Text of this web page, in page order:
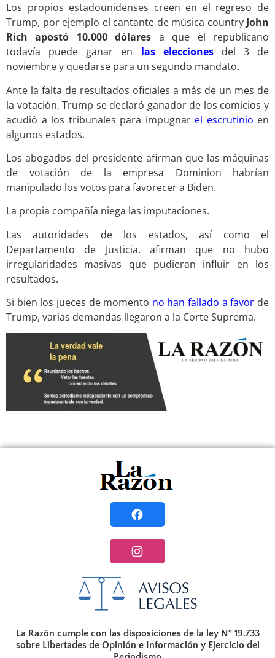
Los propios estadounidenses creen en el regreso de
Trump, por ejemplo el cantante de música country John
Rich apostó 10.000 dólares a que el republicano
todavía puede ganar en las eleccionesdel 3 de
noviembre y quedarse para un segundo mandato.
Ante la falta de resultados oficiales a más de un mes de
la votación, Trump se declaró ganador de los comicios y
acudió a los tribunales para impugnar el escrutinio en
algunos estados.
Los abogados del presidente afirman que las máquinas
de votación de la empresa Dominion habrían
manipulado los votos para favorecer a Biden.
La propia compañía niega las imputaciones.
Las autoridades de los estados, así como el
Departamento de Justicia, afirman que no hubo
irregularidades masivas que pudieran influir en los
resultados.
Si bien los jueces de momento no han fallado a favor de
Trump, varias demandas llegaron a la Corte Suprema.
La Razón cumple con las disposiciones de la ley N° 19.733
sobre Libertades de Opinión e Información y Ejercicio del